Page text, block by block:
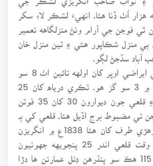
هزار اُٺ ڏنا هئا. انهيءَ لشڪر لاءِ سکر
ٿي فوجن جي آرام وٺڻ منزلگاهه تعمير
منزل شڪاپور هئي ۽ ٽين منزل خان
آباد سڏجڻ لڳو.
گز هئي ۽ ويڪر ۾ 3 سو گز هو. ٽڪري درياه کان 25
فوٽ اوچي هئي ۽ قلعي جون ديوارون 30 کان 35 فوٽن
جن تي مضبوط برج اڏيل هئا. قلعي کي ٻہ
دروازا سکر ۽ روهڙي طرف کان هئا 1838ع ۾ انگريزن
عمارتون هيون ۽ 115 هڪ سو پنڌرهن ڊٺل عمارتن ها دڙا